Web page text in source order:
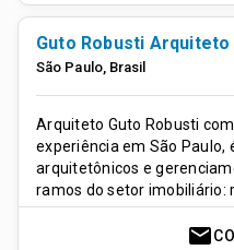
Guto Robusti Arquiteto
São Paulo, Brasil
Arquiteto Guto Robusti
experiência em São Paulo,
arquitetônicos e
ramos do setor imobiliário:
mail